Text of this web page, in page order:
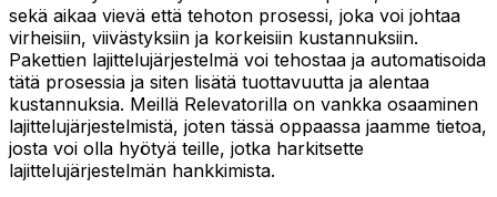
sekä aikaa vievä että tehoton prosessi, joka voi johtaa
virheisiin, viivästyksiin ja korkeisiin kustannuksiin.
Pakettien lajittelujärjestelmä voi tehostaa ja automatisoida
tätä prosessia ja siten lisätä tuottavuutta ja alentaa
kustannuksia. Meillä Relevatorilla on vankka osaaminen
lajittelujärjestelmistä, joten tässä oppaassa jaamme tietoa,
josta voi olla hyötyä teille, jotka harkitsette
lajittelujärjestelmän hankkimista.